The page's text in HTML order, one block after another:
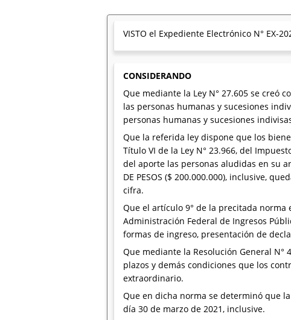
VISTO el Expediente Electrónico N° EX-
CONSIDERANDO
Que mediante la Ley N° 27.605 se creó
las personas humanas y sucesiones
personas humanas y sucesiones
Que la referida ley dispone que los
Título VI de la Ley N° 23.966, del
del aporte las personas aludidas en su
DE PESOS ($ 200.000.000), inclusive,
cifra.
Que el artículo 9° de la precitada norma
Administración Federal de Ingresos
formas de ingreso, presentación de
Que mediante la Resolución General
plazos y demás condiciones que los
extraordinario.
Que en dicha norma se determinó que
día 30 de marzo de 2021, inclusive.